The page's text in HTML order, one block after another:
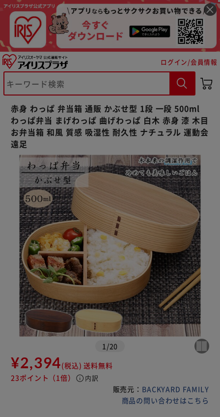
ログイン/会員情報
赤身 わっぱ 弁当箱 通販 かぶせ型 1段 一段 500ml
わっぱ弁当 まげわっぱ 曲げわっぱ 白木 赤身 漆 木目
お弁当箱 和風 質感 吸湿性 耐久性 ナチュラル 運動会
遠足
1 /20
¥2,394(税込) 送料無料
23ポイント （1倍） info 内訳
販売元： BACKYARD FAMILY
商品の問い合わせはこちら
※ご確認ください
カートに入れる 購入手続きへ